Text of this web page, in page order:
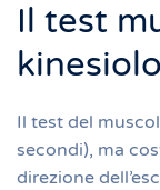
Il test
Il test del
secondi), ma
direzione